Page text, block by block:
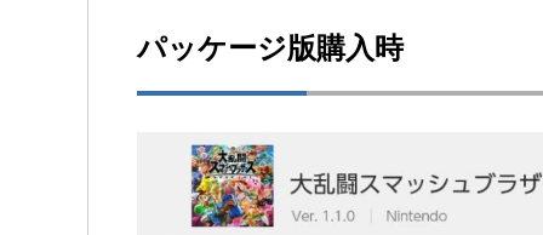
パッケージ版購入時